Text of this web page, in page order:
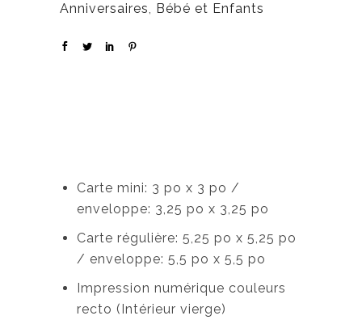
Anniversaires, Bébé et Enfants
Carte mini: 3 po x 3 po /
enveloppe: 3,25 po x 3,25 po
Carte régulière: 5,25 po x 5,25 po
/ enveloppe: 5,5 po x 5,5 po
Impression numérique couleurs
recto (Intérieur vierge)